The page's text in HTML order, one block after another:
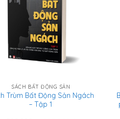
SÁCH BẤT ĐỘNG SẢN
Trùm Bất Động Sản Ngách
– Tập 1